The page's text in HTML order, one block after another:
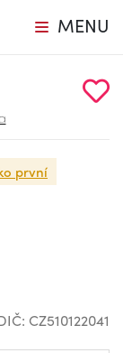
MENU
první
CZ510122041